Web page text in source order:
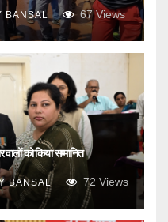
BANSAL 67Views
वालों को किया सम्मानित
BANSAL 72 Views